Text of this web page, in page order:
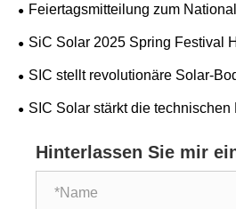
Feiertagsmitteilung zum
Solar
SiC Solar 2025 Spring Festival
SIC stellt revolutionäre Solar-
Aluminiumlegierung vor
SIC Solar stärkt die
Hinterlassen Sie mir